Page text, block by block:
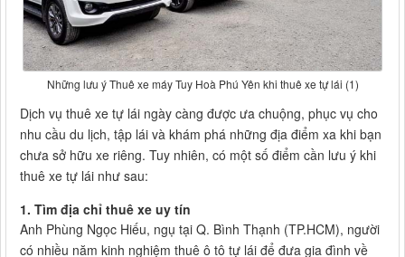
Những lưu ý Thuê xe máy Tuy Hoà Phú Yên khi thuê xe tự lái (1)
Dịch vụ thuê xe tự lái ngày càng được ưa chuộng, phục vụ cho
nhu cầu du lịch, tập lái và khám phá những địa điểm xa khi bạn
chưa sở hữu xe riêng. Tuy nhiên, có một số điểm cần lưu ý khi
thuê xe tự lái như sau:
1. Tìm địa chỉ thuê xe uy tín
Anh Phùng Ngọc Hiếu, ngụ tại Q. Bình Thạnh (TP.HCM), người
có nhiều năm kinh nghiệm thuê ô tô tự lái để đưa gia đình về